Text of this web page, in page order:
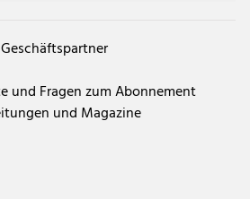
und Fragen zum Abonnement
und Magazine